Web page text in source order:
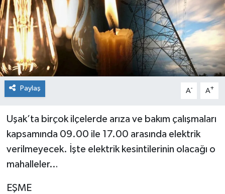
Paylaş A- A+
Uşak’ta birçok ilçelerde arıza ve bakım çalışmaları
kapsamında 09.00 ile 17.00 arasında elektrik
verilmeyecek. İşte elektrik kesintilerinin olacağı o
mahalleler…
EŞME